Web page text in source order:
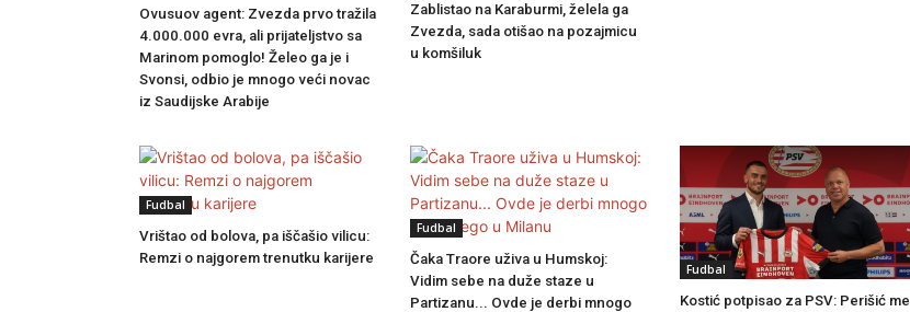
Ovusuov agent: Zvezda prvo tražila
4.000.000 evra, ali prijateljstvo sa
Marinom pomoglo! Želeo ga je i
Svonsi, odbio je mnogo veći novac
iz Saudijske Arabije
Zablistao na Karaburmi, želela ga
Zvezda, sada otišao na pozajmicu
u komšiluk
Fudbal
Vrištao od bolova, pa iščašio vilicu:
Remzi o najgorem trenutku karijere
Fudbal
Čaka Traore uživa u Humskoj:
Vidim sebe na duže staze u
Partizanu... Ovde je derbi mnogo
Fudbal
Kostić potpisao za PSV: Perišić me